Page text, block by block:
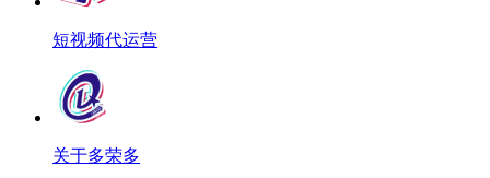
短视频代运营
关于多荣多